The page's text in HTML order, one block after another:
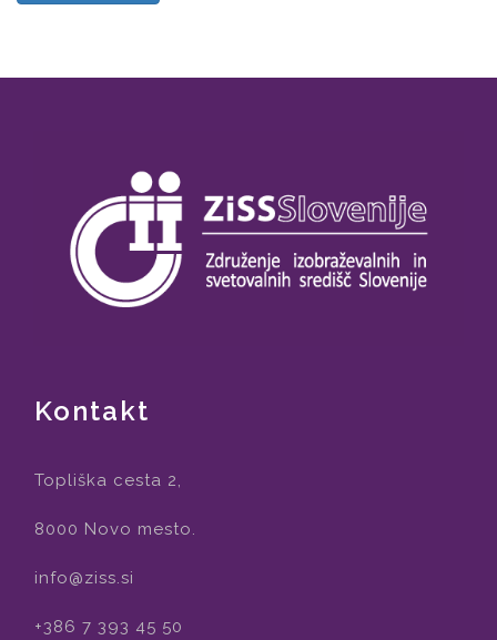
Kontakt
Topliška cesta 2,
8000 Novo mesto.
info@ziss.si
+386 7 393 45 50